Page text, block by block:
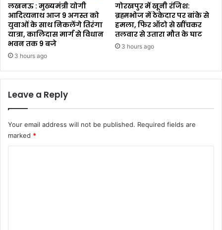
लखनऊ : मुख्यमंत्री योगी
आदित्यनाथ आज 9 अगस्त को
युवाओं के साथ निकलेंगे तिरंगा
यात्रा, कालिदास मार्ग से विधान
भवन तक 9 बजे
3 hours ago
गोरखपुर में खूनी रंजिश:
ब्रह्मभोज में ठेकेदार पर बांके से
हमला, फिर ऑटो से खींचकर
तलवार से उतारा मौत के घाट
3 hours ago
Leave a Reply
Your email address will not be published. Required fields are
marked *